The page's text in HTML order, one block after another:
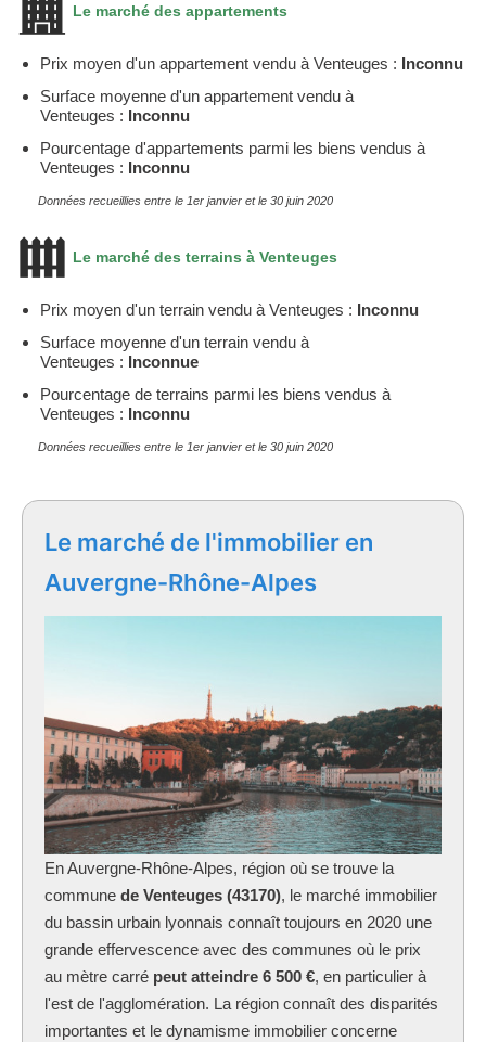
Le marché des appartements
Prix moyen d'un appartement vendu à Venteuges : Inconnu
Surface moyenne d'un appartement vendu à
Venteuges : Inconnu
Pourcentage d'appartements parmi les biens vendus à
Venteuges : Inconnu
Données recueillies entre le 1er janvier et le 30 juin 2020
Le marché des terrains à Venteuges
Prix moyen d'un terrain vendu à Venteuges : Inconnu
Surface moyenne d'un terrain vendu à
Venteuges : Inconnue
Pourcentage de terrains parmi les biens vendus à
Venteuges : Inconnu
Données recueillies entre le 1er janvier et le 30 juin 2020
Le marché de l'immobilier en
Auvergne-Rhône-Alpes
En Auvergne-Rhône-Alpes, région où se trouve la
commune de Venteuges (43170), le marché immobilier
du bassin urbain lyonnais connaît toujours en 2020 une
grande effervescence avec des communes où le prix
au mètre carré peut atteindre 6 500 €, en particulier à
l'est de l'agglomération. La région connaît des disparités
importantes et le dynamisme immobilier concerne